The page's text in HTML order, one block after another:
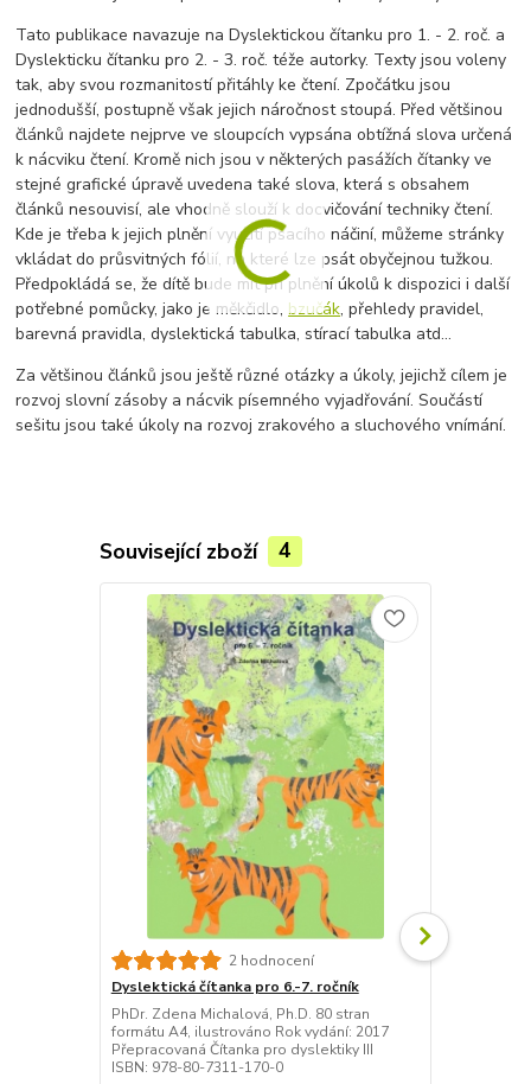
Tato publikace navazuje na Dyslektickou čítanku pro 1. - 2. roč. a
Dyslekticku čítanku pro 2. - 3. roč. téže autorky. Texty jsou voleny
tak, aby svou rozmanitostí přitáhly ke čtení. Zpočátku jsou
jednodušší, postupně však jejich náročnost stoupá. Před většinou
článků najdete nejprve ve sloupcích vypsána obtížná slova určená
k nácviku čtení. Kromě nich jsou v některých pasážích čítanky ve
stejné grafické úpravě uvedena také slova, která s obsahem
článků nesouvisí, ale vhodně slouží k docvičování techniky čtení.
Kde je třeba k jejich plnění využití psacího náčiní, můžeme stránky
vkládat do průsvitných fólií, na které lze psát obyčejnou tužkou.
Předpokládá se, že dítě bude mít při plnění úkolů k dispozici i další
potřebné pomůcky, jako je měkčidlo,bzučák, přehledy pravidel,
barevná pravidla, dyslektická tabulka, stírací tabulka atd...
Za většinou článků jsou ještě různé otázky a úkoly, jejichž cílem je
rozvoj slovní zásoby a nácvik písemného vyjadřování. Součástí
sešitu jsou také úkoly na rozvoj zrakového a sluchového vnímání.
Související zboží 4
2 hodnocení
Dyslektická čítanka pro 6.-7. ročník
PhDr. Zdena Michalová, Ph.D. 80 stran
formátu A4, ilustrováno Rok vydání: 2017
Přepracovaná Čítanka pro dyslektiky III
ISBN: 978-80-7311-170-0